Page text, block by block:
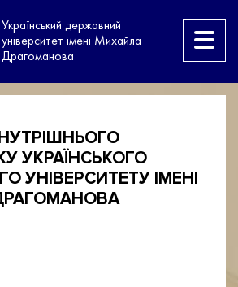
Український державний
університет імені Михайла
Драгоманова
УКРАЇНСЬКОГО
УНІВЕРСИТЕТУ ІМЕНІ